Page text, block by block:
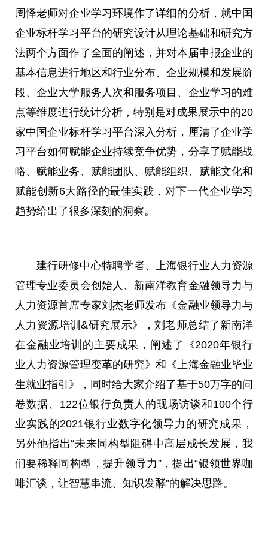
周怿老师对企业学习 环境作了详细的分析，就中国
企业标杆学习 平台的研究设计从理论基础和研究方
法两个方面作了全面的阐述，并对本届申报企业的
基本信息进行地区和行业分布、企业规模和发展阶
段、企业大学服务人次和服务项目、企业学习 的难
点等维度进行统计分析，特别是对成果展示中的20
家中国企业标杆学习 平台深入分析，厘清了企业学
习平台如何赋能企业持续竞争优势，分享了赋能战
略、赋能业务、赋能团队、赋能组织、赋能文化和
赋能创新6大路径的最佳实践，对下一代企业学习
趋势给出了很多深刻的洞察。
建行研修中心特聘学者、上海银行业人力资源
管理专业委员会创始人、新南洋教育金融领导力与
人力资源首席专家刘杰老师发布《金融业领导力与
人力资源培训&研究展示》，刘老师总结了新南洋
在金融业培训的主要成果，阐述了《2020年银行
业人力资源管理变革的研究》和《上海金融业毕业
生就业指引》，同时给大家介绍了基于50万字的问
卷数据、122位银行负责人的现场访谈和100个行
业实践的2021银行业数字化领导力的研究成果，
另外他指出“未来同构型阻碍中高层成长发展，我
们要稀释同构型，提升领导力”，提出“银领世界咖
啡汇谈，让智慧串流、知识发酵”的解决思路。